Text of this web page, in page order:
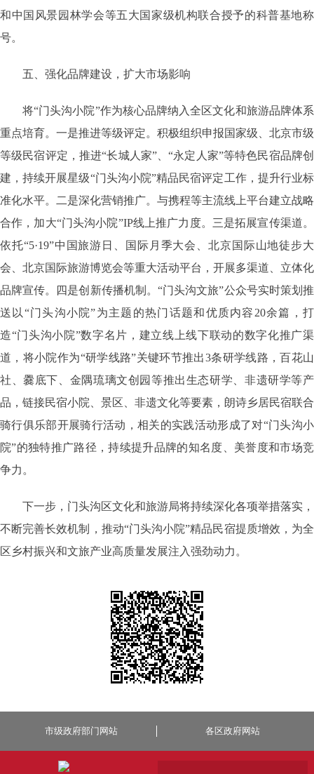
和中国风景园林学会等五大国家级机构联合授予的科普基地称
号。
五、强化品牌建设，扩大市场影响
将“门头沟小院”作为核心品牌纳入全区文化和旅游品牌体系
重点培育。一是推进等级评定。积极组织申报国家级、北京市级
等级民宿评定，推进“长城人家”、“永定人家”等特色民宿品牌创
建，持续开展星级“门头沟小院”精品民宿评定工作，提升行业标
准化水平。二是深化营销推广。与携程等主流线上平台建立战略
合作，加大“门头沟小院”IP线上推广力度。三是拓展宣传渠道。
依托“5·19”中国旅游日、国际月季大会、北京国际山地徒步大
会、北京国际旅游博览会等重大活动平台，开展多渠道、立体化
品牌宣传。四是创新传播机制。“门头沟文旅”公众号实时策划推
送以“门头沟小院”为主题的热门话题和优质内容20余篇，打
造“门头沟小院”数字名片，建立线上线下联动的数字化推广渠
道，将小院作为“研学线路”关键环节推出3条研学线路，百花山
社、爨底下、金隅琉璃文创园等推出生态研学、非遗研学等产
品，链接民宿小院、景区、非遗文化等要素，朗诗乡居民宿联合
骑行俱乐部开展骑行活动，相关的实践活动形成了对“门头沟小
院”的独特推广路径，持续提升品牌的知名度、美誉度和市场竞
争力。
下一步，门头沟区文化和旅游局将持续深化各项举措落实，
不断完善长效机制，推动“门头沟小院”精品民宿提质增效，为全
区乡村振兴和文旅产业高质量发展注入强劲动力。
市级政府部门网站 各区政府网站